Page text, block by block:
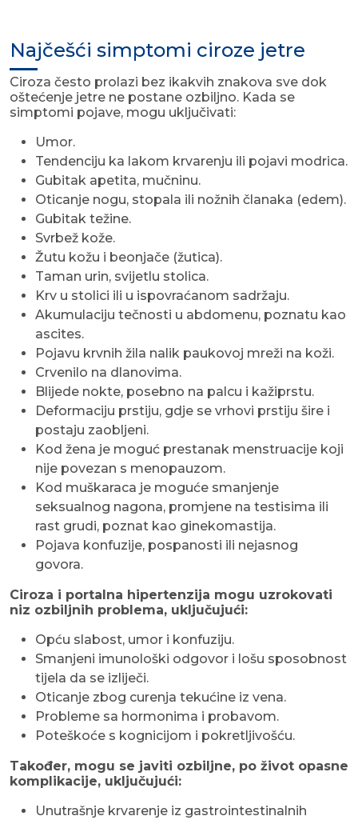
Najčešći simptomi ciroze jetre
Ciroza često prolazi bez ikakvih znakova sve dok
oštećenje jetre ne postane ozbiljno. Kada se
simptomi pojave, mogu uključivati:
Umor.
Tendenciju ka lakom krvarenju ili pojavi modrica.
Gubitak apetita, mučninu.
Oticanje nogu, stopala ili nožnih članaka (edem).
Gubitak težine.
Svrbež kože.
Žutu kožu i beonjače (žutica).
Taman urin, svijetlu stolica.
Krv u stolici ili u ispovraćanom sadržaju.
Akumulaciju tečnosti u abdomenu, poznatu kao
ascites.
Pojavu krvnih žila nalik paukovoj mreži na koži.
Crvenilo na dlanovima.
Blijede nokte, posebno na palcu i kažiprstu.
Deformaciju prstiju, gdje se vrhovi prstiju šire i
postaju zaobljeni.
Kod žena je moguć prestanak menstruacije koji
nije povezan s menopauzom.
Kod muškaraca je moguće smanjenje
seksualnog nagona, promjene na testisima ili
rast grudi, poznat kao ginekomastija.
Pojava konfuzije, pospanosti ili nejasnog
govora.
Ciroza i portalna hipertenzija mogu uzrokovati
niz ozbiljnih problema, uključujući:
Opću slabost, umor i konfuziju.
Smanjeni imunološki odgovor i lošu sposobnost
tijela da se izliječi.
Oticanje zbog curenja tekućine iz vena.
Probleme sa hormonima i probavom.
Poteškoće s kognicijom i pokretljivošću.
Također, mogu se javiti ozbiljne, po život opasne
komplikacije, uključujući:
Unutrašnje krvarenje iz gastrointestinalnih